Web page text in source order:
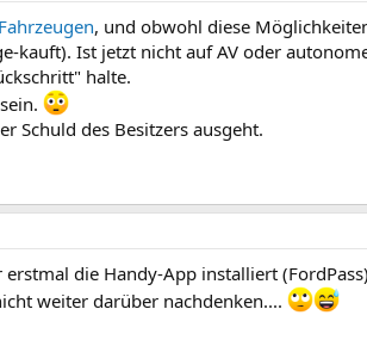
Fahrzeugen, und obwohl diese
kauft). Ist jetzt nicht auf AV oder
halte.
Schuld des Besitzers ausgeht.
die Handy-App installiert
weiter darüber nachdenken....